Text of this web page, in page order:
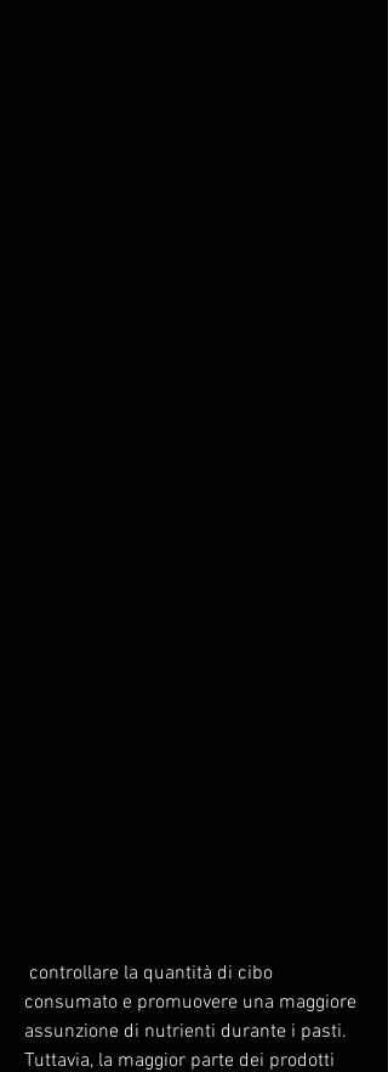
consumato e promuovere una maggiore
assunzione di nutrienti durante i pasti.
Tuttavia, la maggior parte dei prodotti